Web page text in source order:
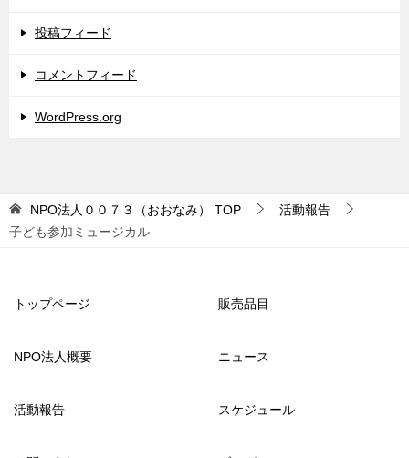
投稿フィード
コメントフィード
WordPress.org
NPO法人００７３（おおなみ） TOP
活動報告
子ども参加ミュージカル
トップページ 販売品目
NPO法人概要 ニュース
活動報告 スケジュール